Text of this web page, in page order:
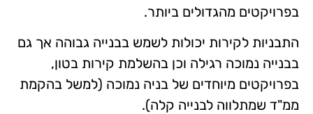
בפרויקטים מהגדולים ביותר.
התבניות לקירות יכולות לשמש בבנייה גבוהה אך גם
בבנייה נמוכה רגילה וכן בהשלמת קירות בטון,
בפרויקטים מיוחדים של בניה נמוכה (למשל בהקמת
ממ"ד שמתלווה לבנייה קלה).